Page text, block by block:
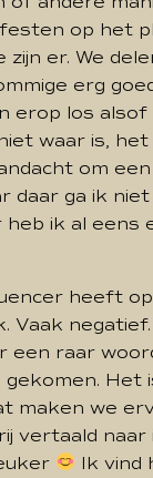
op het
zijn er. We
erg
erop los
waar is,
om
daar ga ik
heb ik al eens
heeft op
Vaak
een raar
gekomen. Het
maken we
vertaald naar
Ik vind